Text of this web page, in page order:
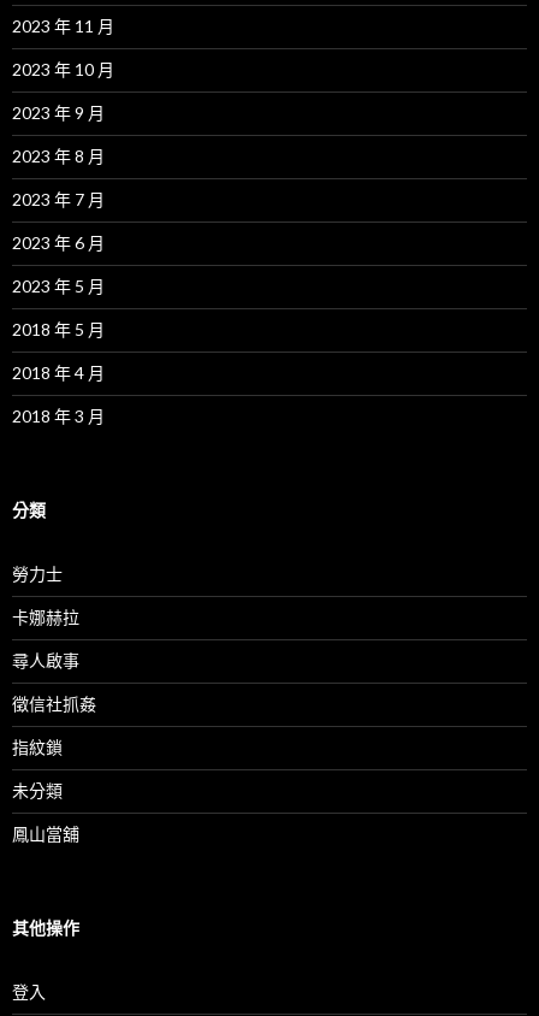
2023 年 11 月
2023 年 10 月
2023 年 9 月
2023 年 8 月
2023 年 7 月
2023 年 6 月
2023 年 5 月
2018 年 5 月
2018 年 4 月
2018 年 3 月
分類
勞力士
卡娜赫拉
尋人啟事
徵信社抓姦
指紋鎖
未分類
鳳山當舖
其他操作
登入